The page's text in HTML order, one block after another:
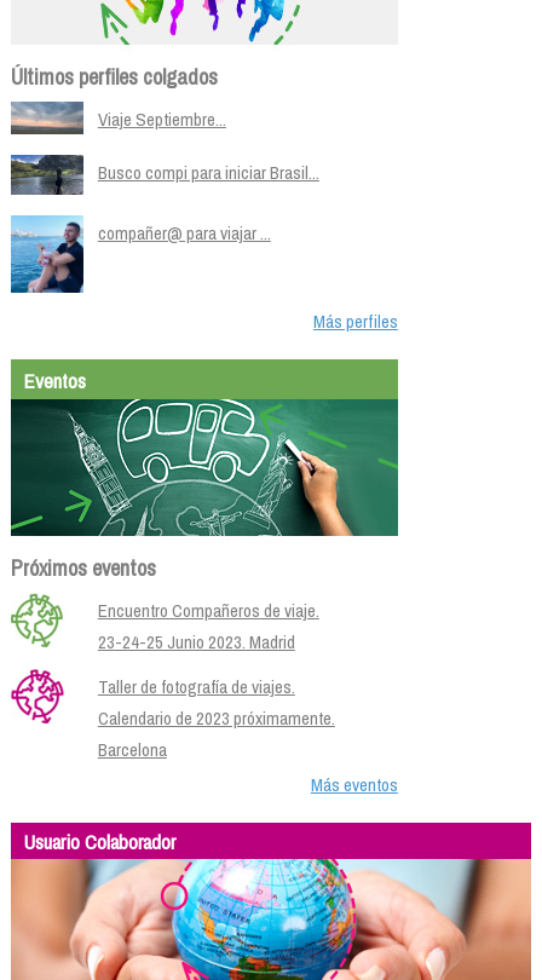
Últimos perfiles colgados
Viaje Septiembre...
Busco compi para iniciar Brasil...
compañer@ para viajar ...
Más perfiles
Eventos
Próximos eventos
Encuentro Compañeros de viaje.
23-24-25 Junio 2023. Madrid
Taller de fotografía de viajes.
Calendario de 2023 próximamente.
Barcelona
Más eventos
Usuario Colaborador